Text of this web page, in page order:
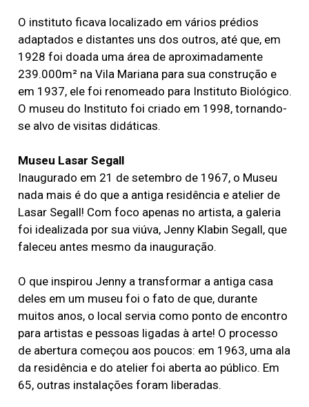
O instituto ficava localizado em vários prédios
adaptados e distantes uns dos outros, até que, em
1928 foi doada uma área de aproximadamente
239.000m² na Vila Mariana para sua construção e
em 1937, ele foi renomeado para Instituto Biológico.
O museu do Instituto foi criado em 1998, tornando-
se alvo de visitas didáticas.
Museu Lasar Segall
Inaugurado em 21 de setembro de 1967, o Museu
nada mais é do que a antiga residência e atelier de
Lasar Segall! Com foco apenas no artista, a galeria
foi idealizada por sua viúva, Jenny Klabin Segall, que
faleceu antes mesmo da inauguração.
O que inspirou Jenny a transformar a antiga casa
deles em um museu foi o fato de que, durante
muitos anos, o local servia como ponto de encontro
para artistas e pessoas ligadas à arte! O processo
de abertura começou aos poucos: em 1963, uma ala
da residência e do atelier foi aberta ao público. Em
65, outras instalações foram liberadas.